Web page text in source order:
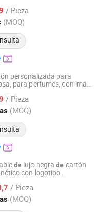
/ Pieza
(MOQ)
2025
personalizada para
para perfumes, con imán,
/ Pieza
(MOQ)
2024
de lujo negra de cartón
con logotipo
/ Pieza
(MOQ)
Ltd.
2011